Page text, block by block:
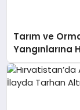
Tarım ve
Yangınlarına